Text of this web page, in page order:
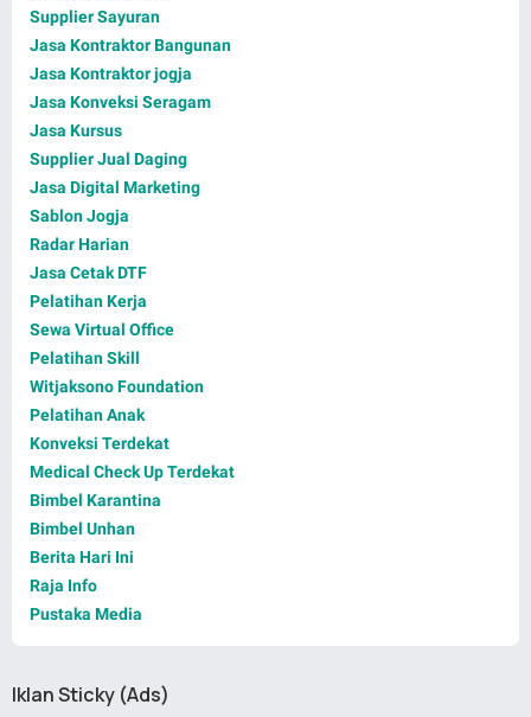
Supplier Sayuran
Jasa Kontraktor Bangunan
Jasa Kontraktor jogja
Jasa Konveksi Seragam
Jasa Kursus
Supplier Jual Daging
Jasa Digital Marketing
Sablon Jogja
Radar Harian
Jasa Cetak DTF
Pelatihan Kerja
Sewa Virtual Office
Pelatihan Skill
Witjaksono Foundation
Pelatihan Anak
Konveksi Terdekat
Medical Check Up Terdekat
Bimbel Karantina
Bimbel Unhan
Berita Hari Ini
Raja Info
Pustaka Media
Iklan Sticky (Ads)